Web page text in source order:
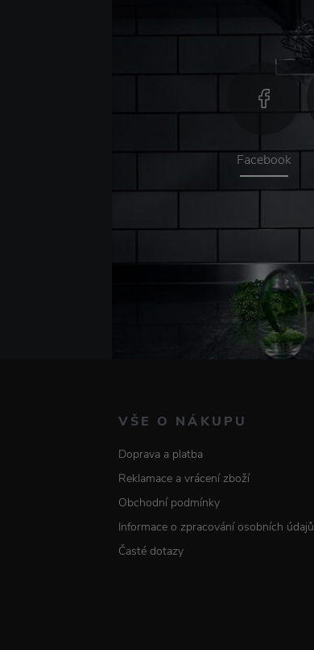
Facebook
VŠE O NÁKUPU
Doprava a platba
Reklamace a vrácení zboží
Obchodní podmínky
Informace o zpracování osobních údajů
Časté dotazy